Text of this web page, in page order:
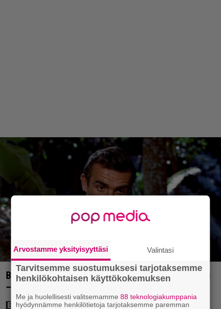
Bond-luojan 68 vuotta sitten lähettämä kirje löytyi
– tältä 007-hahmon piti alun perin näyttää
Arvostamme yksityisyyttäsi Valintasi
Tarvitsemme suostumuksesi tarjotaksemme
henkilökohtaisen käyttökokemuksen
Me ja huolellisesti valitsemamme88 teknologiakumppania
hyödynnämme henkilötietoja tarjotaksemme paremman